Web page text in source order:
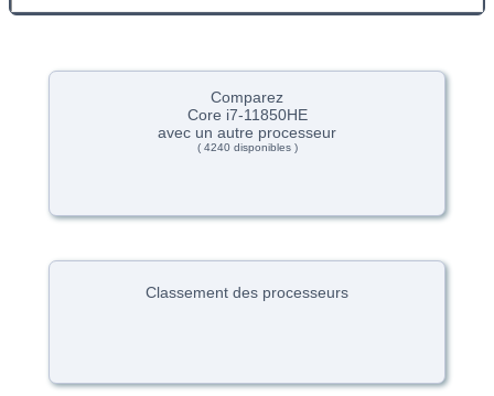
Comparez
Core i7-11850HE
avec un autre processeur
( 4240 disponibles )
Classement des processeurs